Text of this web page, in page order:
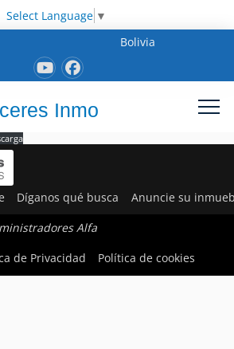
Select Language ▼
Bolivia
Inmo
Díganos qué busca Anuncie su
Alfa
de Privacidad Política de cookies